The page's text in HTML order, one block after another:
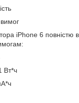
вимог
iPhone 6 повністю
Вт*ч